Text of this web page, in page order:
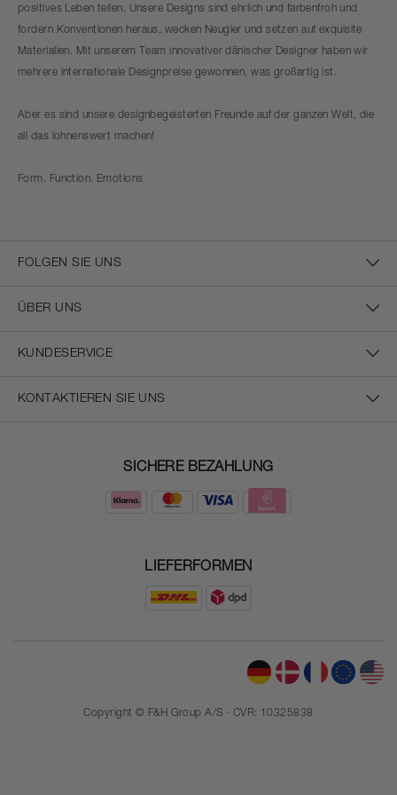
positives Leben teilen. Unsere Designs sind ehrlich und farbenfroh und
fordern Konventionen heraus, wecken Neugier und setzen auf exquisite
Materialien. Mit unserem Team innovativer dänischer Designer haben wir
mehrere internationale Designpreise gewonnen, was großartig ist.
Aber es sind unsere designbegeisterten Freunde auf der ganzen Welt, die
all das lohnenswert machen!
Form. Function. Emotions
FOLGEN SIE UNS
ÜBER UNS
KUNDESERVICE
KONTAKTIEREN SIE UNS
SICHERE BEZAHLUNG
LIEFERFORMEN
Copyright © F&H Group A/S · CVR: 10325838